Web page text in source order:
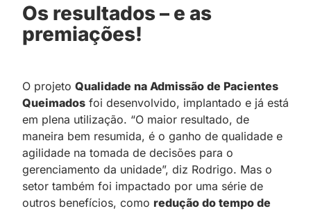
Os resultados – e as
premiações!
O projeto Qualidade na Admissão de Pacientes
Queimados foi desenvolvido, implantado e já está
em plena utilização. “O maior resultado, de
maneira bem resumida, é o ganho de qualidade e
agilidade na tomada de decisões para o
gerenciamento da unidade”, diz Rodrigo. Mas o
setor também foi impactado por uma série de
outros benefícios, como redução do tempo de